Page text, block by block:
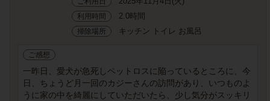
利用時間 2.0時間
掃除場所 キッチン トイレ お風呂
ご感想
一昨日、愛犬が急死しペットロスに陥っているところに、今
日、ちょうど月一回のカジーさんの訪問があり、いつものよ
うに家の中を綺麗にしていただいたら、少し気分がスッキリ